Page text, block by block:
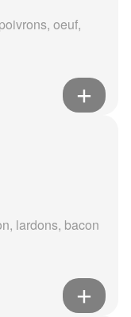
oeuf,
lardons, bacon